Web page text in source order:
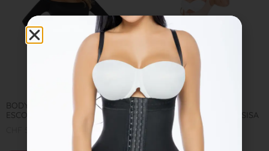
BODY SAES NEGRO
ESCOTADO REF 7740
POSTQUIRURGICA
LIPOESCULTURA MANGA SISA
REF 0518
CHF 119,00